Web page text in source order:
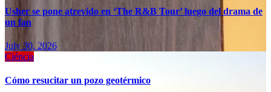
Usher se pone atrevido en ‘The R&B Tour’ luego del drama de
un fan
July 30, 2026
Ciéncia
Cómo resucitar un pozo geotérmico